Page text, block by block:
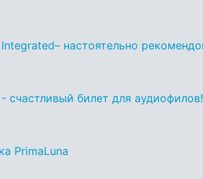
настоятельно
счастливый билет для аудиофилов!
PrimaLuna